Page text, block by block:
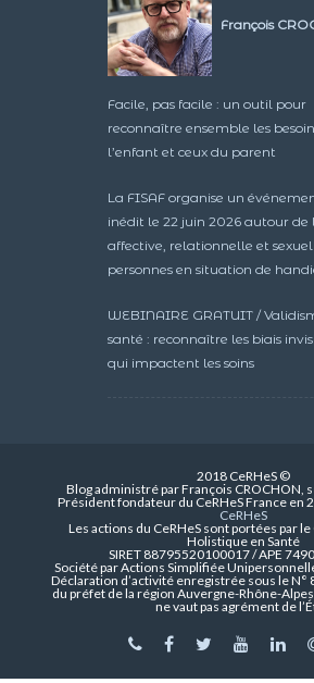
François
Facile, pas facile : un outil pour
reconnaître ensemble les
l’enfant et ceux du parent
La FISAF organise un
inédit le 22 juin 2026 autour de
affective, relationnelle et
personnes en situation de
WEBINAIRE GRATUIT /
santé : reconnaître les biais
qui impactent les soins
2018 CeRHeS ©
Blog administré par François CROCHON,
Président fondateur du CeRHeS France en
CeRHeS
Les actions du CeRHeS sont portées par
Holistique en Santé
SIRET 88795520100017 / APE
Société par Actions Simplifiée
Déclaration d’activité enregistrée sous le N°
du préfet de la région Auvergne-Rhône-
ne vaut pas agrément de